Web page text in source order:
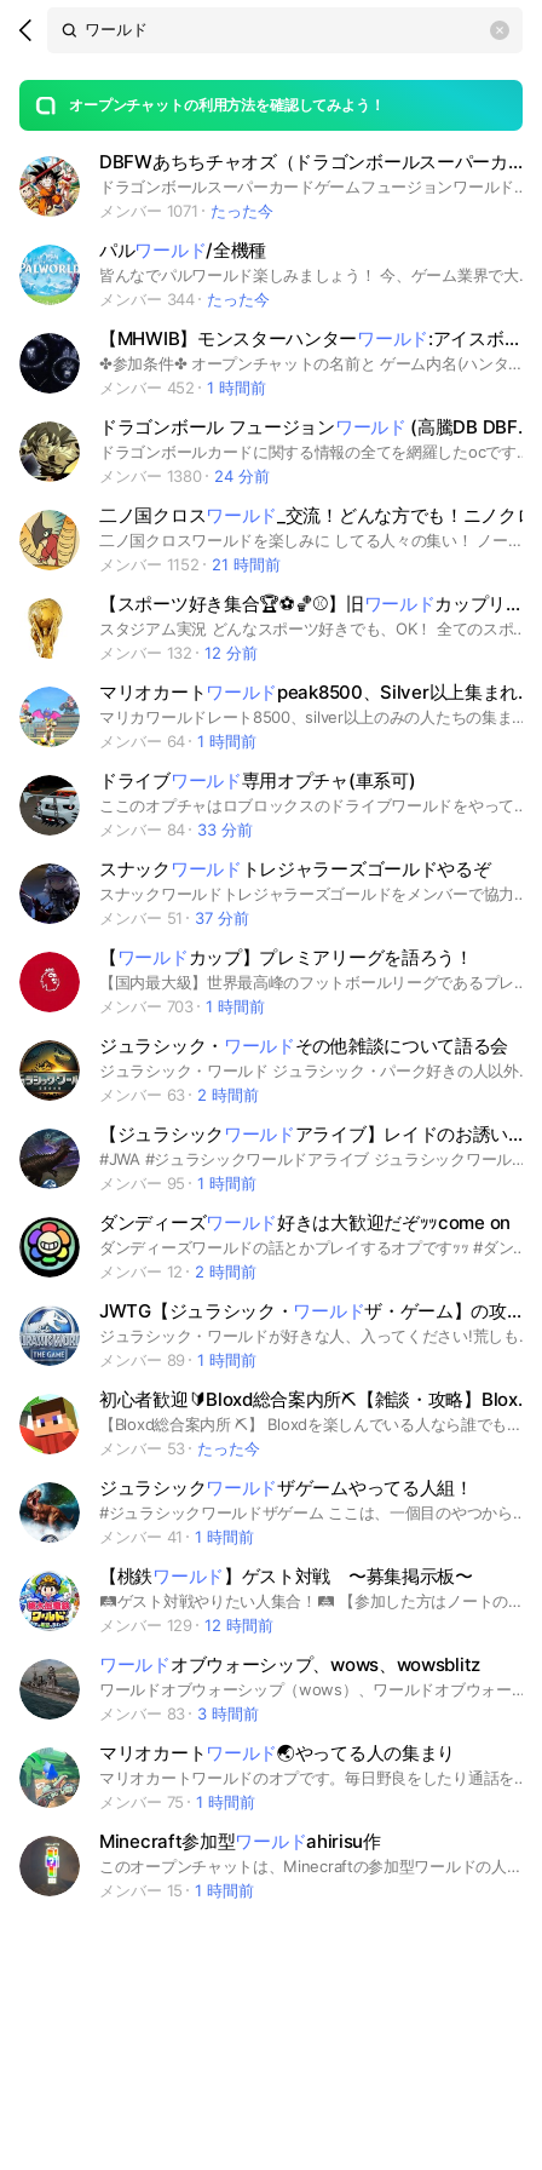
Search
OpenChats
messages
search
area
オープンチャットの利用方法を確認してみよう！
open
DBFWあちちチャオズ（ドラゴンボールスーパーカードゲームフュージョン
ドラゴンボールスーパーカードゲームフュージョンワールドを一緒に盛り上げてくれる人大歓迎✨/市場価格調査/コレクター/投資/プレイヤー/盛り上げ/ドラゴンボール/ドラゴンボールZ/ドラゴンボールダイマ/ドラゴンボール超/ドラゴンボールZ/
メンバー 1071
たった今
パルワールド/全機種
皆んなでパルワールド楽しみましょう！ 今、ゲーム業界で大きな注目を集めている作品『パルワールド(Palworld)』をご存じだろうか？ 『パルワールド』は、株式会社ポケットペアから2024年1月にSteam(PC)とXboxで配信予定のゲーム。 100種類以上の「パル」が登場する、マルチプレイ対応のオープンワールドサバイバルクラフトモンスター育成ゲームだ。 当たり前のように「パル」と書いたが、パルが何なのかは筆者もよくわかっていない。 ただわかっているのは、この世界に登場する不思議な生き物ということだけだ。 ルール規約 ・参加したら挨拶よろしくお願いします！ ・他グル、コミュニティ宣伝禁止。 ・音スタンプ使用禁止。 ・暴言、誹謗中傷など人が不快になる発言禁止。 #PC #steam #PS5 #Xbox Series X/S、 #Xbox One、 #Microsoft Windows 開発元： ポケットペア ジャンル： シューティングゲーム、 コンピュータRPG、 インディーゲーム、 対戦型格闘ゲーム、 Early Access 何かありましたら ディスコ md_mikojil_ まで。
メンバー 344
たった今
【MHWIB】モンスターハンターワールド:アイスボーン 雑談・マルチ
✤参加条件✤ オープンチャットの名前と ゲーム内名(ハンター名)の統一 もしくは併記をお願いします！ アイスボーンを楽しみたい方 初心者から熟練者までお気軽に ご参加ください！ #モンスターハンターアイスボーン #モンスターハンターワールド #モンハンアイスボーン #モンハンワールド #MHWIB
メンバー 452
1 時間前
ドラゴンボール フュージョンワールド (高騰DB DBFW) )🦣の故郷
ドラゴンボールカードに関する情報の全てを網羅したocです！主がプレイヤー且つ高騰予想を行えるため恐らくどこのocよりも強いです #ドラゴンボール #フュージョンワールド #DB #DBFW #エナマ #エナジーマーカー #悟空 #悟飯 #投資 #高騰 #高騰予想 #トレカ #TCG
メンバー 1380
24 分前
二ノ国クロスワールド _交流！どんな方でも！ニノクロ
二ノ国クロスワールドを楽しみに してる人々の集い！ ノートは自由に使ってください！ 招待コードを書くのもok！ ギルド募集も可! 6月11日までストーリーに関するネタバレは規制させていただきます！ ※おすすめイマージェンの報告などはok！ ※初日の鯖落ち、メンテが発生した場合は終了後1日はネタバレ規制させていただきます！ ＃ニノクロ #二ノ国
メンバー 1152
21 時間前
【スポーツ好き集合🏆⚽️🏀⚾️】旧ワールドカップリアルタイム実況！
スタジアム実況 どんなスポーツ好きでも、OK！ 全てのスポーツのことをリアルタイムでみんなと話したり試合が終わってから熱く語ろう！ 旧ワールドカップリアルタイム実況！ 4年後また集まろう！ 概要説明 どんなスポーツが好きな人でも大歓迎！ サッカー、野球、バスケ、バレー、テニスなど、すべてのスポーツをリアルタイムでみんなと実況できるオプだよ〜！ 試合中はみんなで熱く応援、試合終了後はプレーや結果について語り合おう。 旧「ワールドカップリアルタイム実況」でつながった仲間も、4年後またここで集まろう。 “好きなスポーツで、世界中の人とつながる。” スポーツ以外の話以外してもOKだよー！ #サッカー #野球 #ソフトボール #バスケットボール #3x3 #バレーボール #ビーチバレー #テニス #ソフトテニス #卓球 #バドミントン #ボウリング #ゴルフ #ラグビー #7人制ラグビー #アメリカンフットボール #フラッグフットボール #フットサル #ハンドボール #ドッジボール #クリケット #ホッケー #アイスホッケー #ラクロス #ネットボール #水泳 #飛び込み #アーティスティックスイミング #水球 #オープンウォータースイミング #サーフィン #ボディボード #SUP #ウィンドサーフィン #カイトサーフィン #セーリング #カヌー #Jリーグ #スラローム #ボート #ローイング #ドラゴンボート #陸上競技 #マラソン #駅伝 #競歩 #トレイルランニング #クロスカントリー #体操 #新体操 #トランポリン #レスリング #柔道 #空手 #剣道 #弓道 #相撲 #フェンシング #ボクシング #キックボクシング #総合格闘技 #MMA #テコンドー #合気道 #少林寺拳法 #なぎなた #銃剣道 #居合道 #スケートボード #BMX #自転車競技 #ロードレース #トラックレース #マウンテンバイク #シクロクロス #フィギュアスケート #スピードスケート #ショートトラック #アルペンスキー #ジャンプ競技 #クロスカントリースキー #ノルディック複合 #フリースタイルスキー #スノーボード #カーリング #ビリヤード #ダーツ #アーチェリー #馬術 #トライアスロン #デュアスロン #アクアスロン #近代五種 #オリエンテーリング #パルクール
メンバー 132
12 分前
マリオカート ワールドpeak8500、Silver以上集まれ(サバ野良もサバラウンジも可)
マリカワールドレート8500、silver以上のみの人たちの集まりです。入会したら8500かsilver以上の証拠(写真等)提出してくれると幸いです。詳しくは入会後大事なノートの説明をごらんください。 情報交換、野良、フレ戦をしていきましょう。 人が多くなってきたら紅白戦もするつもりです。 #マリオカートワールド #マリカワ #マリカ #マリオカート #Switch2 #上級者 #ラウンジ #8DX #マリカ8DX #マリオカート8DX #マリカサバイバル #マリオカートサバイバル #マリオカートワールドサバイバル #サバイバル #サバイバルラウンジ #サバ #バトル #マリカバトル #マリオカートバトル #マリカワールドバトル #マリカワバトル #アプデ
メンバー 64
1 時間前
ドライブワールド専用オプチャ(車系可)
ここのオプチャはロブロックスのドライブワールドをやってる人専用です！ドライブワールド以外でもいいですが、おもにドライブワールドなので車以外の人は間違えないようにお願いしますm(_ _)m #roblox #ロブロックス #車 #ドライブワールド #DW
メンバー 84
33 分前
スナック ワールド トレジャラーズゴールドやるぞ
スナックワールドトレジャラーズゴールドをメンバーで協力プレイしましょう！ 昔アニメを見ていた方！このゲームを最近始めた人から復帰した人もどんな人も大歓迎です！ みんなで手伝ってつよくなりましょう！ 即抜け❌ 荒らし❌ 過度なクレクレ❌ 増殖やマクロなどのグリッチ❌
メンバー 51
37 分前
【 ワールド カップ】プレミアリーグを語ろう！
【国内最大級】世界最高峰のフットボールリーグであるプレミアリーグについて、白熱したトークを繰り広げましょう。 BIG6を初めとした列強や、日本の宝である三笘薫選手の活躍から、ピーター・クラウチの話題にまで幅広く盛り上がろう！🔥 リヴァプール アーセナル シティ ユナイテッド チェルシー トッテナム スパーズ ブライトン ヴィラ サッカー 冨安 鎌田 パレス ワールドカップ FIFA
メンバー 703
1 時間前
ジュラシック・ ワールドその他雑談について語る会
ジュラシック・ワールド ジュラシック・パーク好きの人以外でもいいので何か語りましょう 新作でますね！それについても語りましょう！！ 恐竜以外でも雑談してます(^^) 何の話でも大歓迎です！ 普通の雑談多めです。（笑） ジュラシックワールドALIVE ジュラシックワールドザ・ゲーム ARK ジュラシックワールドエボリューション などのゲームの話もしていて ALIVEはけっこう皆してます！ みんなでフレンドバトルなどもしてますよ！！！ 恐竜好きでも恐竜知らなくても 興味があったらどうぞ 入ってください 語ってるうちに恐竜にさらに興味 がでると思います(#^^#) ここのオプチャはみんなで仲良く話してます 本オプに入ることを願います。👍 サブでも別に構いません。 〜禁止事項〜 即抜けは控えてください タメ口⭕ 雑談⭕ 傷つくよつな発言❌ 即抜け❌ １度入って見るだけでもいいので 入って見てはどうでしょうか 抜けるときは即抜けにならないように したい方は「抜けます」と一言言ってくれれば結構です👍✨ さぁ語る会始めましょう！
メンバー 63
2 時間前
【ジュラシック ワールドアライブ】レイドのお誘い＆情報交換所 in JWA
#JWA #ジュラシックワールドアライブ ジュラシックワールドアライブをプレイされてる方ならどなたでも大歓迎です(*^^*) レイドのお誘い、情報交換、ボスの攻略などなど、お話しましょう。
メンバー 95
1 時間前
ダンディーズワールド好きは大歓迎だぞｯｯcome on
ダンディーズワールドの話とかプレイするオプですｯｯ #ダンディーズワールド#ダンワ#ダンディー#なりきり
メンバー 12
2 時間前
JWTG【ジュラシック・ ワールドザ・ゲーム】の攻略+雑談
ジュラシック・ワールドが好きな人、入ってください!荒しも歓迎してます（笑）
メンバー 89
1 時間前
初心者歓迎🔰Bloxd総合案内所⛏️【雑談・攻略】BloxdYTや
【Bloxd総合案内所 ⛏️】 Bloxdを楽しんでいる人なら誰でも大歓迎！ 初心者さんから上級者まで、みんなで楽しく交流しましょう。 ✨ このオプチャでできること ・雑談や攻略情報の交換 💬 ・自慢の建築やスクショの投稿 📸 ・自分のワールド、YouTubeの宣伝📢 ・チャットを眺めるだけの見る専も大歓迎！ 🔰 初心者さんへ 「操作方法がわからない」「どうやって遊ぶの？」など、気軽に質問してください！誰かが絶対に答えます！ ⚠️ ルール（みんなが楽しく過ごすために） ・荒らし行為、誹謗中傷は禁止です ❌ ・個人情報の交換は控えましょう ❌ ・即抜けは悲しいので、一言くれると嬉しいです！ みんなで最高のBloxdコミュニティを作っていきましょう！よろしくお願いします！⛏️ #Bloxd #Bloxd.io #マイクラ #初心者歓迎🔰 #見る専⭕️ #宣伝⭕️
メンバー 53
たった今
ジュラシックワールドザゲームやってる人組！
#ジュラシックワールドザゲーム ここは、一個目のやつからなぜか消されて、3つ目になりました！ 荒らしとか、チェーンメールとか、マジで鬱陶しいのでやめてくださいまた、これらをした場合すぐ強制退会させていただきます。 ノートに自己紹介は書いてね
メンバー 41
1 時間前
【桃鉄ワールド 】ゲスト対戦 〜募集掲示板〜
🛤️ゲスト対戦やりたい人集合！🛤️ 【参加した方はノートのルールを確認！誰でも参加可能！マナーを守って楽しもう！！】 #ゲーム #桃鉄 #桃太郎電鉄 #桃太郎電鉄ワールド #桃鉄ワールド #桃鉄switch #桃鉄募集 #オンライン対戦 #ゲスト対戦 #ゲスト #ボンビー
メンバー 129
12 時間前
ワールドオブウォーシップ、wows、wowsblitz
ワールドオブウォーシップ（wows）、ワールドオブウォーシップブリッツ（wowsblitz）好きはここに集まれ！砲雷撃戦！用意！
メンバー 83
3 時間前
マリオカート ワールド🌏やってる人の集まり
マリオカートワールドのオプです。毎日野良をしたり通話をしたりしています。 📌 基本方針 このオープンチャットは「楽しく・安心してマリオカートができる環境」を目指しています。 初心者〜上級者まで歓迎ですが、お互いにリスペクトを持って交流しましょう。 🎮 ゲーム関連ルール ・フレ戦や対戦募集は大歓迎！ ・募集時は「時間・ルール・人数」などをわかりやすく掲示。もしくは相手と話し合ってきめましょう。 ・参加する場合はリアクション or 一言コメント ・試合後の感想や交流はOK（煽りは厳禁） 👑 管理・運営について ・管理メンバーの指示には従ってください(重要) ・ルール違反やトラブルは管理者に報告OK。 最後に このオプチャはマリカを楽しむのを目的に作られました。みんなで仲良くしていきましょう！ #マリオカート #マリオカートワールド #mkw #任天堂 #ニンテンドー #マリオ #ハワイ #フレ戦 #ゲーム #Nintendo switch #Switch2
メンバー 75
1 時間前
Minecraft参加型ワールドahirisu作
このオープンチャットは、Minecraftの参加型ワールドの人たちが集まるためのものです。もし参加したい場合はコードがいるのでTikTokのahirisuと検索し、モンスターの缶が写っている人の投稿からフレンドを追加してもらい、その人のTikTokのDMに参加しましたと送信してもらえればコードを渡します #Minecraft#マイクラ#マイクラ参加型#マイクラ統合版参加型
メンバー 15
1 時間前